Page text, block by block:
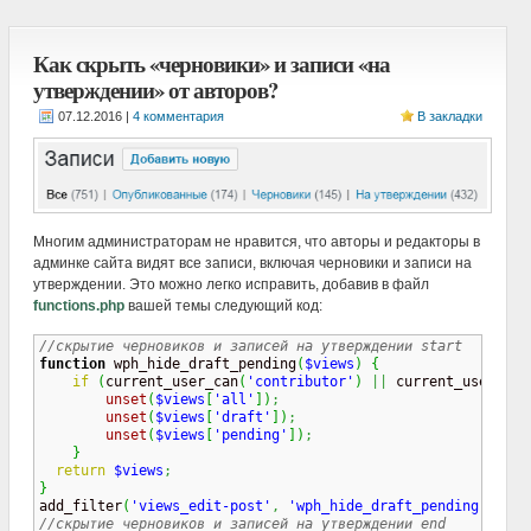
Как скрыть «черновики» и записи «на
утверждении» от авторов?
| 4 комментария В закладки
Многим администраторам не нравится, что авторы и редакторы в
админке сайта видят все записи, включая черновики и записи на
утверждении. Это можно легко исправить, добавив в файл
functions.phpвашей темы следующий код:
//скрытие черновиков и записей на утверждении start
function wph_hide_draft_pending( $views )
{
if
( current_user_can( 'contributor' ) current_user_can
unset ( $views 'all' ) ;
unset ( $views 'draft' ) ;
unset ( $views 'pending' ) ;
}
return $views ;
}
add_filter( 'views_edit-post' , 'wph_hide_draft_pending'
//скрытие черновиков и записей на утверждении end